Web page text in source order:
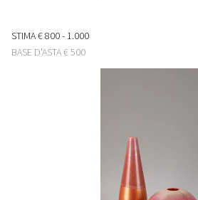
STIMA€ 800 - 1.000
BASE D'ASTA€ 500